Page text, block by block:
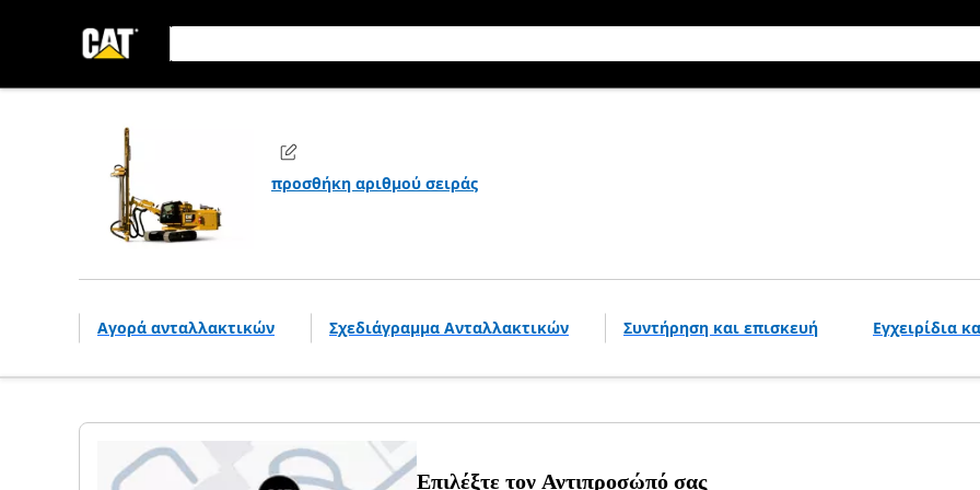
προσθήκη αριθμού σειράς
Αγορά ανταλλακτικών Σχεδιάγραμμα Ανταλλακτικών Συντήρηση και επισκευή Εγχειρίδια
Επιλέξτε τον Αντιπροσώπό σας